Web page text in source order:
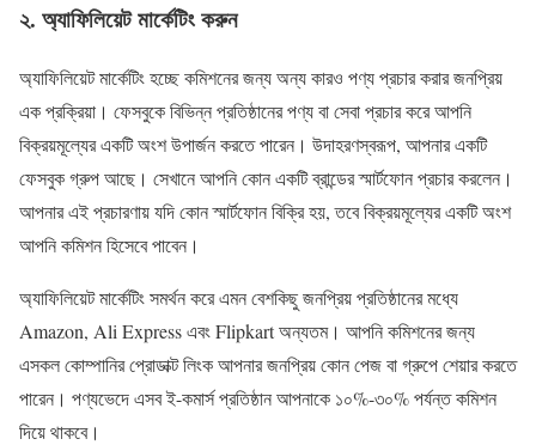
২. অ্যাফিলিয়েট মার্কেটিং করুন
অ্যাফিলিয়েট মার্কেটিং হচ্ছে কমিশনের জন্য অন্য কারও পণ্য প্রচার করার জনপ্রিয়
এক প্রক্রিয়া। ফেসবুকে বিভিন্ন প্রতিষ্ঠানের পণ্য বা সেবা প্রচার করে আপনি
বিক্রয়মূল্যের একটি অংশ উপার্জন করতে পারেন। উদাহরণস্বরূপ, আপনার একটি
ফেসবুক গ্রুপ আছে। সেখানে আপনি কোন একটি ব্রান্ডের স্মার্টফোন প্রচার করলেন।
আপনার এই প্রচারণায় যদি কোন স্মার্টফোন বিক্রি হয়, তবে বিক্রয়মূল্যের একটি অংশ
আপনি কমিশন হিসেবে পাবেন।
অ্যাফিলিয়েট মার্কেটিং সমর্থন করে এমন বেশকিছু জনপ্রিয় প্রতিষ্ঠানের মধ্যে
Amazon, Ali Express এবং Flipkart অন্যতম। আপনি কমিশনের জন্য
এসকল কোম্পানির প্রোডাক্ট লিংক আপনার জনপ্রিয় কোন পেজ বা গ্রুপে শেয়ার করতে
পারেন। পণ্যভেদে এসব ই-কমার্স প্রতিষ্ঠান আপনাকে ১০%-৩০% পর্যন্ত কমিশন
দিয়ে থাকবে।